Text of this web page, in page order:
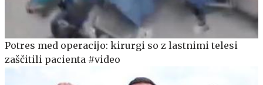
Potres med operacijo: kirurgi so z lastnimi telesi
zaščitili pacienta #video